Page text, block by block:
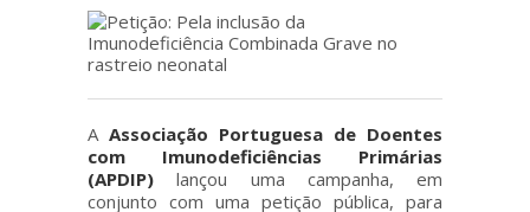
A Associação Portuguesa de Doentes
com Imunodeficiências Primárias
(APDIP) lançou uma campanha, em
conjunto com uma petição pública, para